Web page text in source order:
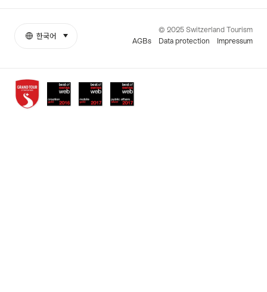
Awards
More
© 2025 Switzerland Tourism
AGBs
Data protection Impressum
한국어 select (click to display)